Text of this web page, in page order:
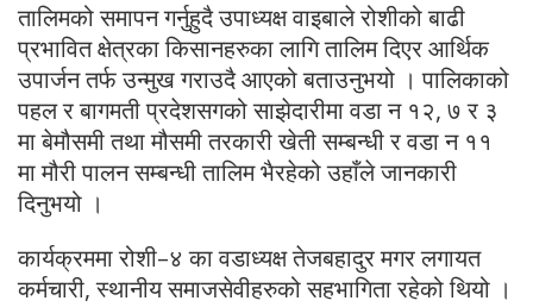
तालिमको समापन गर्नुहुदै उपाध्यक्ष वाइबाले रोशीको बाढी
प्रभावित क्षेत्रका किसानहरुका लागि तालिम दिएर आर्थिक
उपार्जन तर्फ उन्मुख गराउदै आएको बताउनुभयो । पालिकाको
पहल र बागमती प्रदेशसगको साझेदारीमा वडा न १२, ७ र ३
मा बेमौसमी तथा मौसमी तरकारी खेती सम्बन्धी र वडा न ११
मा मौरी पालन सम्बन्धी तालिम भैरहेको उहाँले जानकारी
दिनुभयो ।
कार्यक्रममा रोशी–४ का वडाध्यक्ष तेजबहादुर मगर लगायत
कर्मचारी, स्थानीय समाजसेवीहरुको सहभागिता रहेको थियो ।